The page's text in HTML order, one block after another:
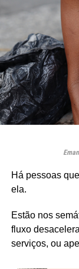
Há pessoas
ela.
Estão nos
fluxo
serviços, ou